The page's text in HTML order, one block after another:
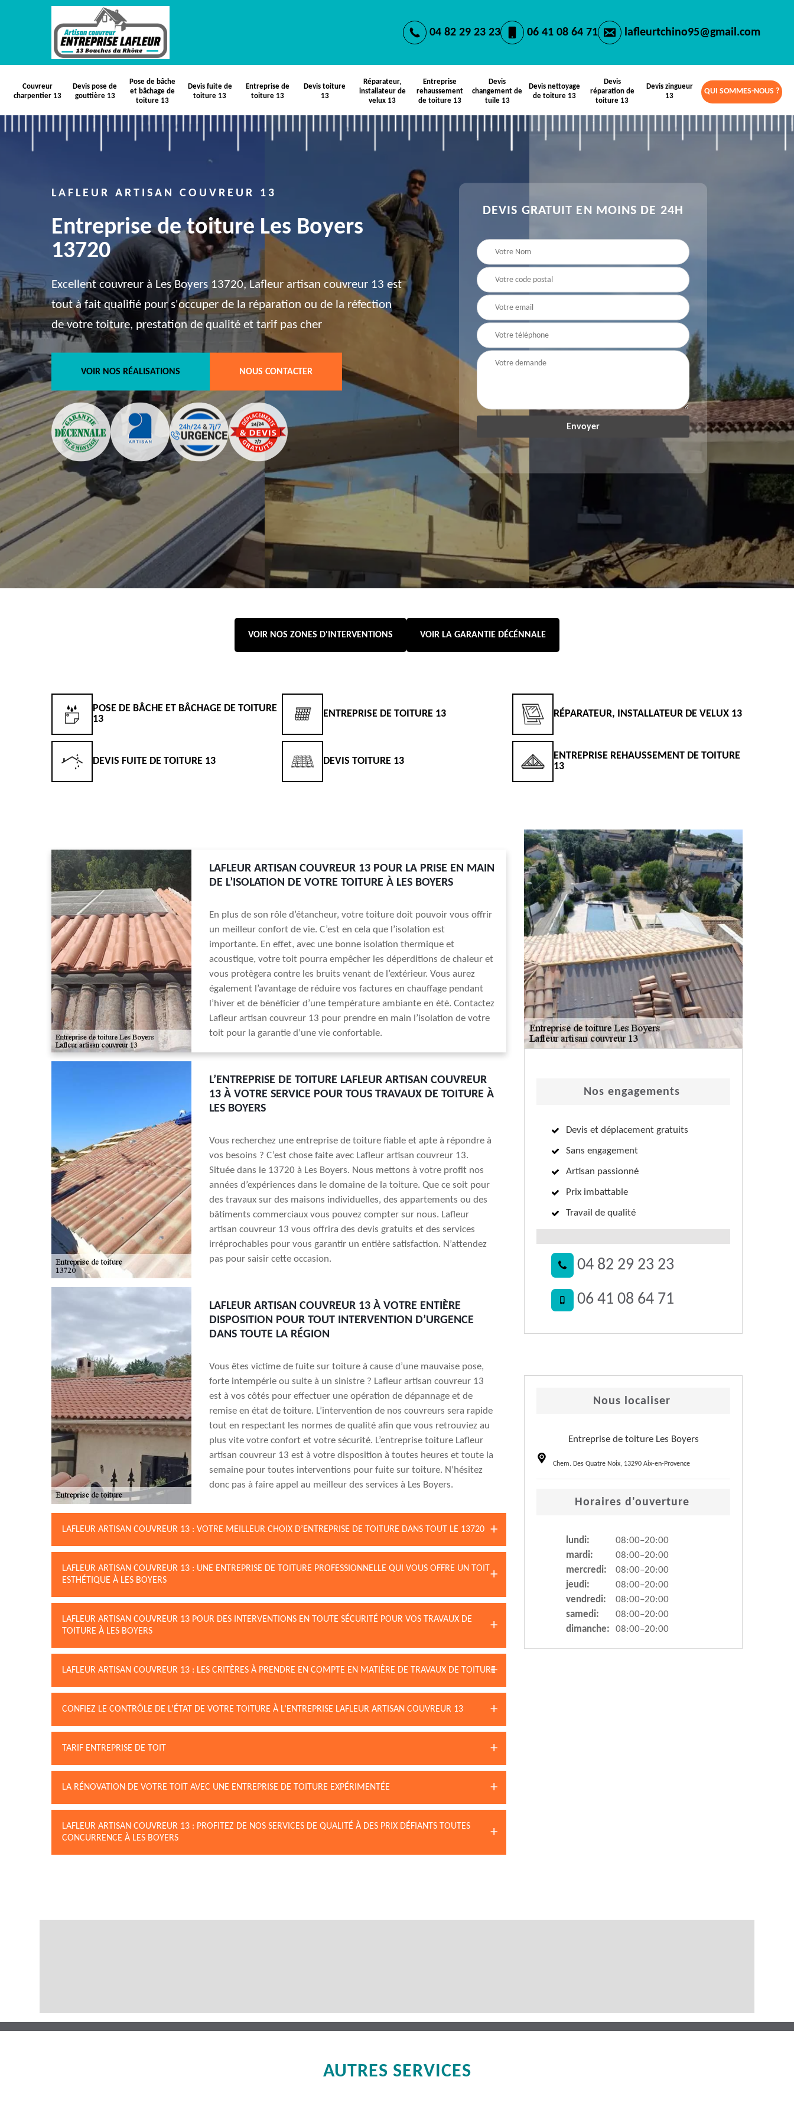
04 82 29 23 23 06 41 08 64 71 lafleurtchino95@gmail.com
Couvreur
charpentier 13
Devis pose de
gouttière 13
Pose de bâche
et bâchage de
toiture 13
Devis fuite de
toiture 13
Entreprise de
toiture 13
Devis toiture
13
Réparateur,
installateur de
velux 13
Entreprise
rehaussement
de toiture 13
Devis
changement de
tuile 13
Devis nettoyage
de toiture 13
Devis
réparation de
toiture 13
Devis zingueur
13
QUI SOMMES-NOUS ?
LAFLEUR ARTISAN COUVREUR 13
Entreprise de toiture Les Boyers
13720
Excellent couvreur à Les Boyers 13720, Lafleur artisan couvreur 13 est
tout à fait qualifié pour s'occuper de la réparation ou de la réfection
de votre toiture, prestation de qualité et tarif pas cher
VOIR NOS RÉALISATIONS NOUS CONTACTER
DEVIS GRATUIT EN MOINS DE 24H
VOIR NOS ZONES D'INTERVENTIONS VOIR LA GARANTIE DÉCÉNNALE
POSE DE BÂCHE ET BÂCHAGE DE TOITURE
13
DEVIS FUITE DE TOITURE 13
ENTREPRISE DE TOITURE 13
DEVIS TOITURE 13
RÉPARATEUR, INSTALLATEUR DE VELUX 13
ENTREPRISE REHAUSSEMENT DE TOITURE
13
LAFLEUR ARTISAN COUVREUR 13 POUR LA PRISE EN MAIN
DE L’ISOLATION DE VOTRE TOITURE À LES BOYERS
En plus de son rôle d’étancheur, votre toiture doit pouvoir vous offrir
un meilleur confort de vie. C’est en cela que l’isolation est
importante. En effet, avec une bonne isolation thermique et
acoustique, votre toit pourra empêcher les déperditions de chaleur et
vous protègera contre les bruits venant de l’extérieur. Vous aurez
également l’avantage de réduire vos factures en chauffage pendant
l’hiver et de bénéficier d’une température ambiante en été. Contactez
Lafleur artisan couvreur 13 pour prendre en main l’isolation de votre
toit pour la garantie d’une vie confortable.
L’ENTREPRISE DE TOITURE LAFLEUR ARTISAN COUVREUR
13 À VOTRE SERVICE POUR TOUS TRAVAUX DE TOITURE À
LES BOYERS
Vous recherchez une entreprise de toiture fiable et apte à répondre à
vos besoins ? C’est chose faite avec Lafleur artisan couvreur 13.
Située dans le 13720 à Les Boyers. Nous mettons à votre profit nos
années d’expériences dans le domaine de la toiture. Que ce soit pour
des travaux sur des maisons individuelles, des appartements ou des
bâtiments commerciaux vous pouvez compter sur nous. Lafleur
artisan couvreur 13 vous offrira des devis gratuits et des services
irréprochables pour vous garantir un entière satisfaction. N’attendez
pas pour saisir cette occasion.
LAFLEUR ARTISAN COUVREUR 13 À VOTRE ENTIÈRE
DISPOSITION POUR TOUT INTERVENTION D’URGENCE
DANS TOUTE LA RÉGION
Vous êtes victime de fuite sur toiture à cause d’une mauvaise pose,
forte intempérie ou suite à un sinistre ? Lafleur artisan couvreur 13
est à vos côtés pour effectuer une opération de dépannage et de
remise en état de toiture. L’intervention de nos couvreurs sera rapide
tout en respectant les normes de qualité afin que vous retrouviez au
plus vite votre confort et votre sécurité. L’entreprise toiture Lafleur
artisan couvreur 13 est à votre disposition à toutes heures et toute la
semaine pour toutes interventions pour fuite sur toiture. N’hésitez
donc pas à faire appel au meilleur des services à Les Boyers.
LAFLEUR ARTISAN COUVREUR 13 : VOTRE MEILLEUR CHOIX D’ENTREPRISE DE TOITURE DANS TOUT LE 13720
LAFLEUR ARTISAN COUVREUR 13 : UNE ENTREPRISE DE TOITURE PROFESSIONNELLE QUI VOUS OFFRE UN TOIT
ESTHÉTIQUE À LES BOYERS
LAFLEUR ARTISAN COUVREUR 13 POUR DES INTERVENTIONS EN TOUTE SÉCURITÉ POUR VOS TRAVAUX DE
TOITURE À LES BOYERS
LAFLEUR ARTISAN COUVREUR 13 : LES CRITÈRES À PRENDRE EN COMPTE EN MATIÈRE DE TRAVAUX DE TOITURE
CONFIEZ LE CONTRÔLE DE L’ÉTAT DE VOTRE TOITURE À L’ENTREPRISE LAFLEUR ARTISAN COUVREUR 13
TARIF ENTREPRISE DE TOIT
LA RÉNOVATION DE VOTRE TOIT AVEC UNE ENTREPRISE DE TOITURE EXPÉRIMENTÉE
LAFLEUR ARTISAN COUVREUR 13 : PROFITEZ DE NOS SERVICES DE QUALITÉ À DES PRIX DÉFIANTS TOUTES
CONCURRENCE À LES BOYERS
Nos engagements
Devis et déplacement gratuits
Sans engagement
Artisan passionné
Prix imbattable
Travail de qualité
04 82 29 23 23
06 41 08 64 71
Nous localiser
Entreprise de toiture Les Boyers
Chem. Des Quatre Noix, 13290 Aix-en-Provence
Horaires d'ouverture
lundi:
08:00–20:00
mardi:
08:00–20:00
mercredi:
08:00–20:00
jeudi:
08:00–20:00
vendredi:
08:00–20:00
samedi:
08:00–20:00
dimanche:
08:00–20:00
AUTRES SERVICES